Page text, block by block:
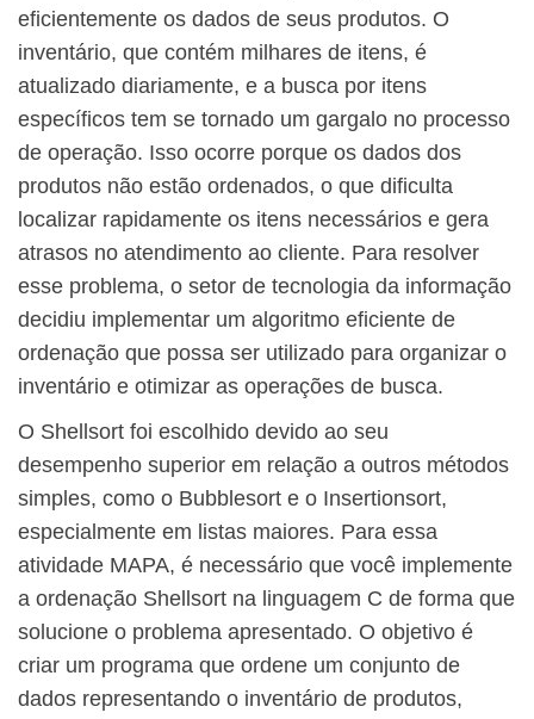
eficientemente os dados de seus produtos. O
inventário, que contém milhares de itens, é
atualizado diariamente, e a busca por itens
específicos tem se tornado um gargalo no processo
de operação. Isso ocorre porque os dados dos
produtos não estão ordenados, o que dificulta
localizar rapidamente os itens necessários e gera
atrasos no atendimento ao cliente. Para resolver
esse problema, o setor de tecnologia da informação
decidiu implementar um algoritmo eficiente de
ordenação que possa ser utilizado para organizar o
inventário e otimizar as operações de busca.
O Shellsort foi escolhido devido ao seu
desempenho superior em relação a outros métodos
simples, como o Bubblesort e o Insertionsort,
especialmente em listas maiores. Para essa
atividade MAPA, é necessário que você implemente
a ordenação Shellsort na linguagem C de forma que
solucione o problema apresentado. O objetivo é
criar um programa que ordene um conjunto de
dados representando o inventário de produtos,